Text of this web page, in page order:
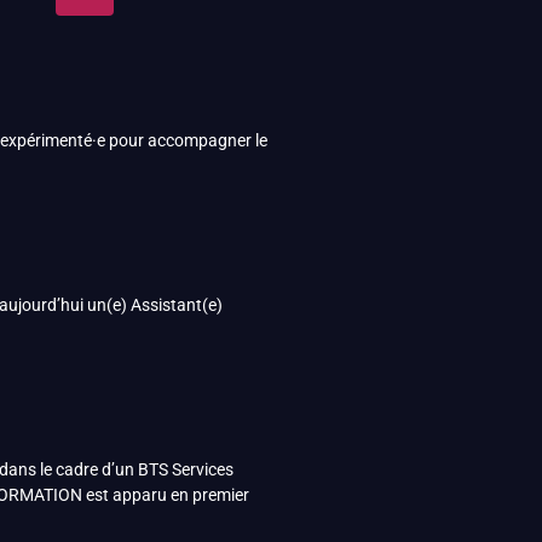
pour accompagner le
un(e) Assistant(e)
le cadre d’un BTS Services
est apparu en premier